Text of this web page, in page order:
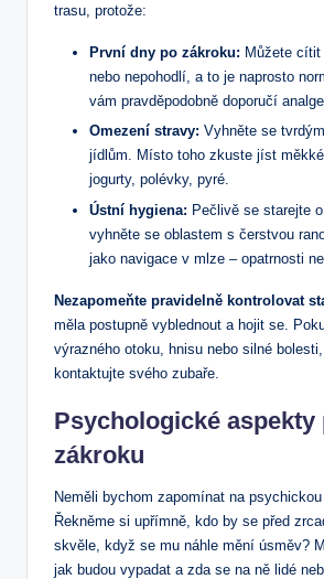
trasu, protože:
První dny po zákroku: Můžete
nebo nepohodlí, a to je naprosto
vám pravděpodobně doporučí
Omezení stravy: Vyhněte se
jídlům. Místo toho zkuste jíst
jogurty, polévky, pyré.
Ústní hygiena: Pečlivě se starejte
vyhněte se oblastem s čerstvou
jako navigace v mlze – opatrnosti
Nezapomeňte pravidelně kontrolovat
měla postupně vyblednout a hojit se.
výrazného otoku, hnisu nebo silné
kontaktujte svého zubaře.
Psychologické aspekty
zákroku
Neměli bychom zapomínat na psychickou
Řekněme si upřímně, kdo by se před
skvěle, když se mu náhle mění úsměv?
jak budou vypadat a zda se na ně lidé